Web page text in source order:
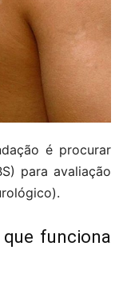
é procurar
para avaliação
que funciona